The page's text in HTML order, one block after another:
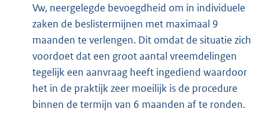
Vw, neergelegde bevoegdheid om in individuele
zaken de beslistermijnen met maximaal 9
maanden te verlengen. Dit omdat de situatie zich
voordoet dat een groot aantal vreemdelingen
tegelijk een aanvraag heeft ingediend waardoor
het in de praktijk zeer moeilijk is de procedure
binnen de termijn van 6 maanden af te ronden.